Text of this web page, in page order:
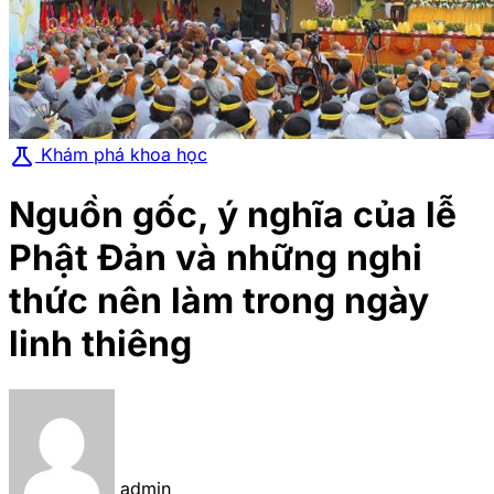
science Khám phá khoa học
Nguồn gốc, ý nghĩa của lễ
Phật Đản và những nghi
thức nên làm trong ngày
linh thiêng
admin